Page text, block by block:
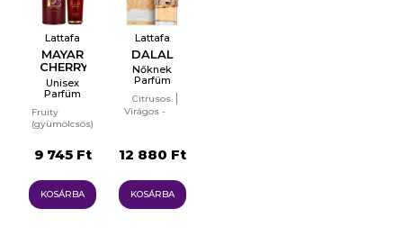
Lattafa
MAYAR
CHERRY
INTENSE
Unisex
Parfüm
Fruity
(gyümölcsös)
9 745 Ft
KOSÁRBA
Lattafa
DALAL
Nőknek
Parfüm
Citrusos
Virágos -
12 880 Ft
KOSÁRBA